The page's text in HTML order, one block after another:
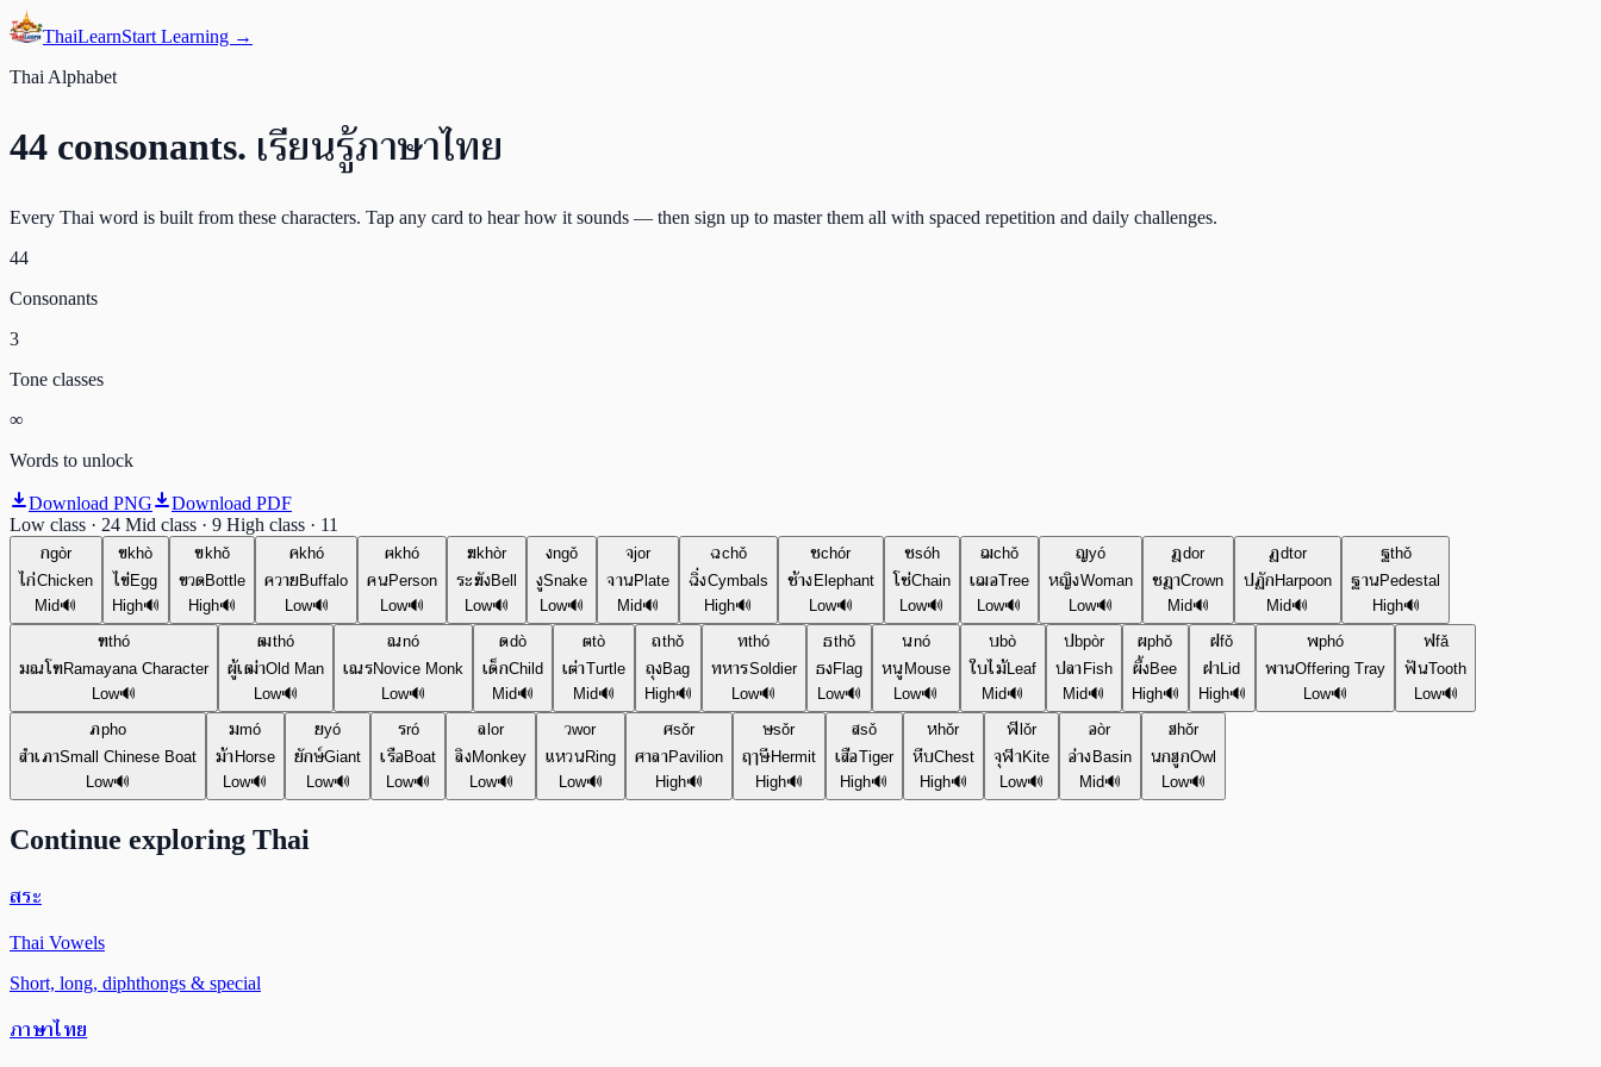
ThaiLearnStart Learning →
Thai Alphabet
44 consonants. เรียนรู้ภาษาไทย
Every Thai word is built from these characters. Tap any card to hear how it sounds — then sign up to master them all with spaced repetition and daily challenges.
44
Consonants
3
Tone classes
∞
Words to unlock
Download PNG
Download PDF
Low class · 24 Mid class · 9 High class · 11
กgòr
ไก่Chicken
Mid🔊
ขkhò
ไข่Egg
High🔊
ฃ khǒ
ขวดBottle
High🔊
คkhó
ควายBuffalo
Low🔊
ฅkhó
คนPerson
Low🔊
ฆkhòr
ระฆังBell
Low🔊
งngǒ
งูSnake
Low🔊
จjor
จานPlate
Mid🔊
ฉchǒ
ฉิ่งCymbals
High🔊
ชchór
ช้าง Elephant
Low🔊
ซsóh
โซ่Chain
Low🔊
ฌchǒ
เฌอTree
Low🔊
ญyó
หญิงWoman
Low🔊
ฎdor
ชฎาCrown
Mid🔊
ฏdtor
ปฏักHarpoon
Mid🔊
ฐthǒ
ฐานPedestal
High🔊
ฑthó
มณโฑRamayana Character
Low🔊
ฒthó
ผู้เฒ่าOld Man
Low🔊
ณnó
เณรNovice Monk
Low🔊
ดdò
เด็กChild
Mid🔊
ตtò
เต่าTurtle
Mid🔊
ถthǒ
ถุงBag
High🔊
ทthó
ทหารSoldier
Low🔊
ธthǒ
ธงFlag
Low🔊
นnó
หนู Mouse
Low🔊
บbò
ใบไม้Leaf
Mid🔊
ปbpòr
ปลา Fish
Mid🔊
ผphǒ
ผึ้งBee
High🔊
ฝfǒ
ฝา Lid
High🔊
พphó
พานOffering Tray
Low🔊
ฟfǎ
ฟันTooth
Low🔊
ภpho
สำเภาSmall Chinese Boat
Low🔊
มmó
ม้า Horse
Low🔊
ยyó
ยักษ์Giant
Low🔊
รró
เรือBoat
Low🔊
ล lor
ลิงMonkey
Low🔊
วwor
แหวนRing
Low🔊
ศsǒr
ศาลาPavilion
High🔊
ษsǒr
ฤๅษีHermit
High🔊
สsǒ
เสือTiger
High🔊
หhǒr
หีบChest
High🔊
ฬ lǒr
จุฬาKite
Low🔊
อòr
อ่าง Basin
Mid🔊
ฮhǒr
นกฮูกOwl
Low🔊
Continue exploring Thai
สระ
Thai Vowels
Short, long, diphthongs & special
ภาษาไทย